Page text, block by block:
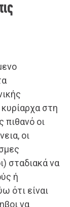
στη
πιθανό οι
οι
σταδιακά να
ή
ότι είναι
να